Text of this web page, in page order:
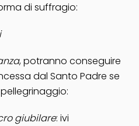
di suffragio:
, potranno conseguire
dal Santo Padre se
giubilare: ivi